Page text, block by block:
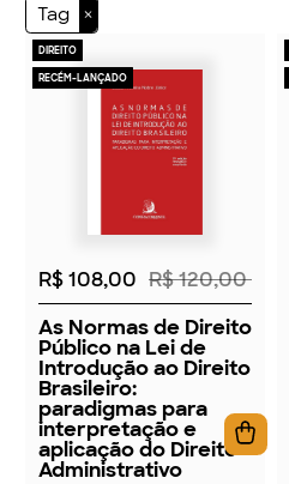
Tag
DIREITO
RECÉM-LANÇADO
2026
R$ 108,00 R$ 120,00
As Normas de Direito
Público na Lei de
Introdução ao Direito
Brasileiro:
paradigmas para
interpretação e
aplicação do Direito
Administrativo